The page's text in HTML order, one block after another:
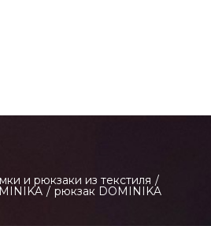
и рюкзаки из текстиля /
/ рюкзак DOMINIKA